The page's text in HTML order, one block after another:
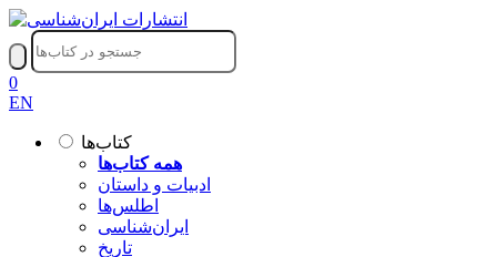
0
EN
کتاب‌ها
همه کتاب‌ها
ادبیات و داستان
اطلس‌ها
ایران‌شناسی
تاریخ